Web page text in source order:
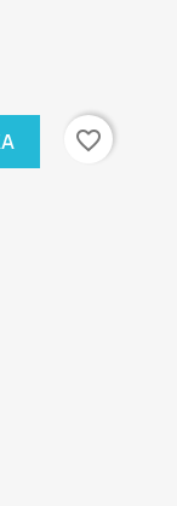
favorite_border